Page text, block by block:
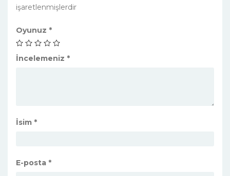
işaretlenmişlerdir
Oyunuz *
İncelemeniz *
İsim *
E-posta *